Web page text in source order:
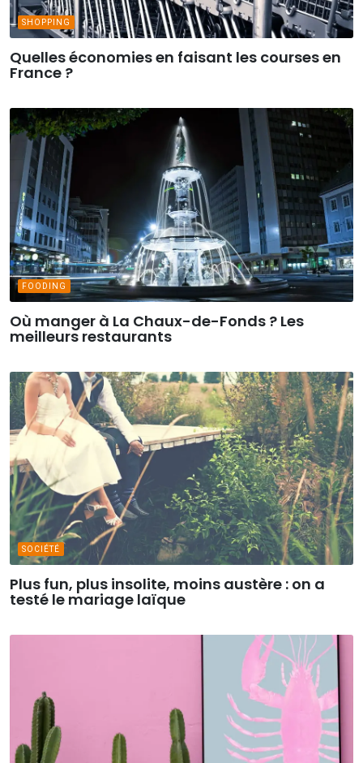
SHOPPING
Quelles économies en faisant les courses en
France ?
FOODING
Où manger à La Chaux-de-Fonds ? Les
meilleurs restaurants
SOCIÉTÉ
Plus fun, plus insolite, moins austère : on a
testé le mariage laïque